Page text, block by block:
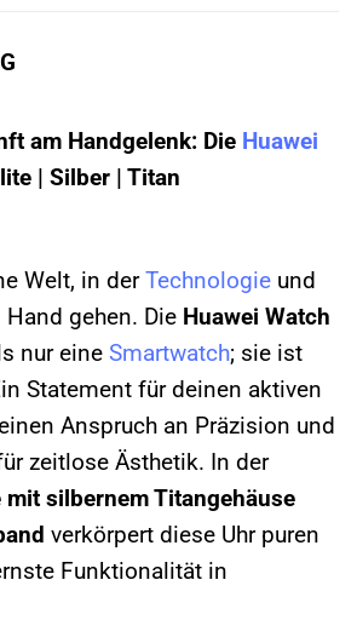
am Handgelenk: Die Huawei
| Silber | Titan
Welt, in derTechnologie und
gehen. Die Huawei Watch
nur eine Smartwatch; sie ist
Statement für deinen aktiven
Anspruch an Präzision und
zeitlose Ästhetik. In der
mit silbernem Titangehäuse
verkörpert diese Uhr puren
Funktionalität in